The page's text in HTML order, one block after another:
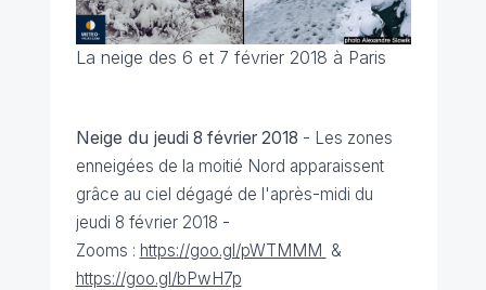
La neige des 6 et 7 février 2018 à Paris
Neige du jeudi 8 février 2018 - Les zones
enneigées de la moitié Nord apparaissent
grâce au ciel dégagé de l'après-midi du
jeudi 8 février 2018 -
Zooms : https://goo.gl/pWTMMM &
https://goo.gl/bPwH7p